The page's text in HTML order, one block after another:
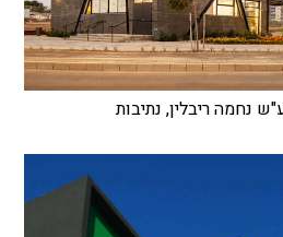
נחמה ריבלין, נתיבות